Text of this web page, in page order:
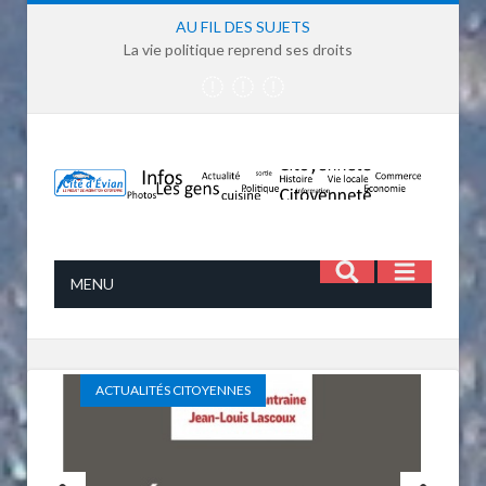
AU FIL DES SUJETS
La vie politique reprend ses droits
MENU
ACTUALITÉS CITOYENNES